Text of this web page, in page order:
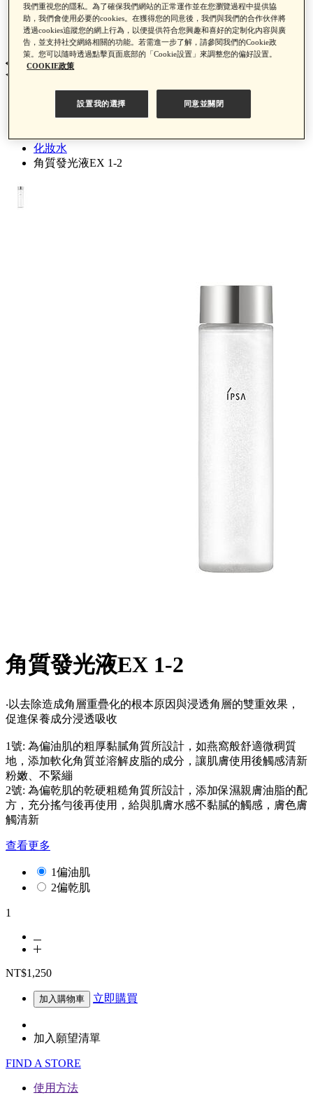
0
角質發光液EX 1-2
產品類別
化妝水
角質發光液EX 1-2
角質發光液EX 1-2
‧以去除造成角層重疊化的根本原因與浸透角層的雙重效果，
促進保養成分浸透吸收
1號: 為偏油肌的粗厚黏膩角質所設計，如燕窩般舒適微稠質
地，添加軟化角質並溶解皮脂的成分，讓肌膚使用後觸感清新
粉嫩、不緊繃
2號: 為偏乾肌的乾硬粗糙角質所設計，添加保濕親膚油脂的配
方，充分搖勻後再使用，給與肌膚水感不黏膩的觸感，膚色膚
觸清新
查看更多
1偏油肌
2偏乾肌
1
NT$1,250
加入購物車 立即購買
加入願望清單
FIND A STORE
使用方法
我們重視您的隱私。為了確保我們網站的正常運作並在您瀏覽過程中提供協
助，我們會使用必要的cookies。在獲得您的同意後，我們與我們的合作伙伴將
透過cookies追蹤您的網上行為，以便提供符合您興趣和喜好的定制化內容與廣
告，並支持社交網絡相關的功能。若需進一步了解，請參閱我們的Cookie政
策。您可以隨時透過點擊頁面底部的「Cookie設置」來調整您的偏好設置。
COOKIE政策
設置我的選擇 同意並關閉